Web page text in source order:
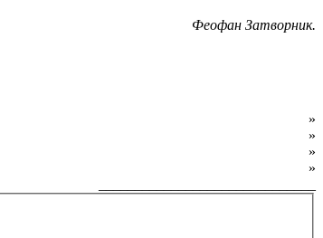
Феофан Затворник.
»
»
»
»